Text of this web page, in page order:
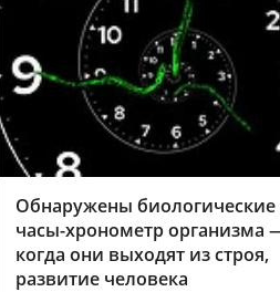
Обнаружены биологические
часы-хронометр организма
когда они выходят из строя,
развитие человека